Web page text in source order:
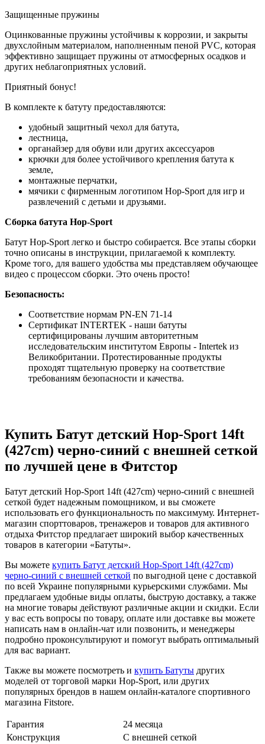
Защищенные пружины
Оцинкованные пружины устойчивы к коррозии, и закрыты
двухслойным материалом, наполненным пеной PVC, которая
эффективно защищает пружины от атмосферных осадков и
других неблагоприятных условий.
Приятный бонус!
В комплекте к батуту предоставляются:
удобный защитный чехол для батута,
лестница,
органайзер для обуви или других аксессуаров
крючки для более устойчивого крепления батута к
земле,
монтажные перчатки,
мячики с фирменным логотипом Hop-Sport для игр и
развлечений с детьми и друзьями.
Сборка батута Hop-Sport
Батут Hop-Sport легко и быстро собирается. Все этапы сборки
точно описаны в инструкции, прилагаемой к комплекту.
Кроме того, для вашего удобства мы представляем обучающее
видео с процессом сборки. Это очень просто!
Безопасность:
Соответствие нормам PN-EN 71-14
Сертификат INTERTEK - наши батуты
сертифицированы лучшим авторитетным
исследовательским институтом Европы - Intertek из
Великобритании. Протестированные продукты
проходят тщательную проверку на соответствие
требованиям безопасности и качества.
Купить Батут детский Hop-Sport 14ft
(427cm) черно-синий с внешней сеткой
по лучшей цене в Фитстор
Батут детский Hop-Sport 14ft (427cm) черно-синий с внешней
сеткой будет надежным помощником, и вы сможете
использовать его функциональность по максимуму. Интернет-
магазин спорттоваров, тренажеров и товаров для активного
отдыха Фитстор предлагает широкий выбор качественных
товаров в категории «Батуты».
Вы можете купить Батут детский Hop-Sport 14ft (427cm)
черно-синий с внешней сеткой по выгодной цене с доставкой
по всей Украине популярными курьерскими службами. Мы
предлагаем удобные виды оплаты, быструю доставку, а также
на многие товары действуют различные акции и скидки. Если
у вас есть вопросы по товару, оплате или доставке вы можете
написать нам в онлайн-чат или позвонить, и менеджеры
подробно проконсультируют и помогут выбрать оптимальный
для вас вариант.
Также вы можете посмотреть и купить Батуты других
моделей от торговой марки Hop-Sport, или других
популярных брендов в нашем онлайн-каталоге спортивного
магазина Fitstore.
Гарантия
24 месяца
Конструкция
С внешней сеткой